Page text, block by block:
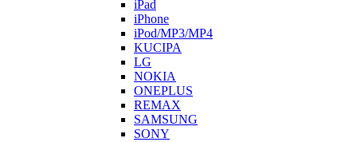
iPad
iPhone
iPod/MP3/MP4
KUCIPA
LG
NOKIA
ONEPLUS
REMAX
SAMSUNG
SONY